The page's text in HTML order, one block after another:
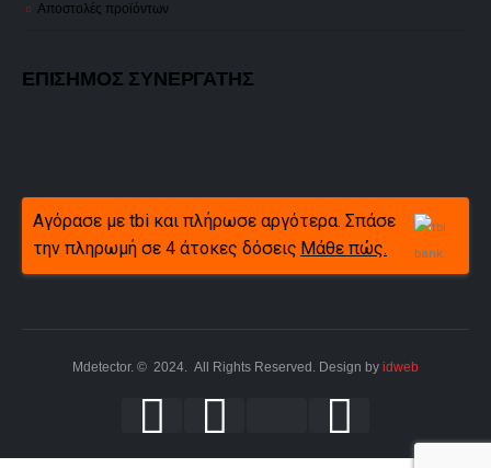
Αποστολές προϊόντων
ΕΠΙΣΗΜΟΣ ΣΥΝΕΡΓΑΤΗΣ
Αγόρασε με tbi και πλήρωσε αργότερα. Σπάσε
την πληρωμή σε 4 άτοκες δόσεις Μάθε πώς.
Mdetector. © 2024. All Rights Reserved. Design by idweb